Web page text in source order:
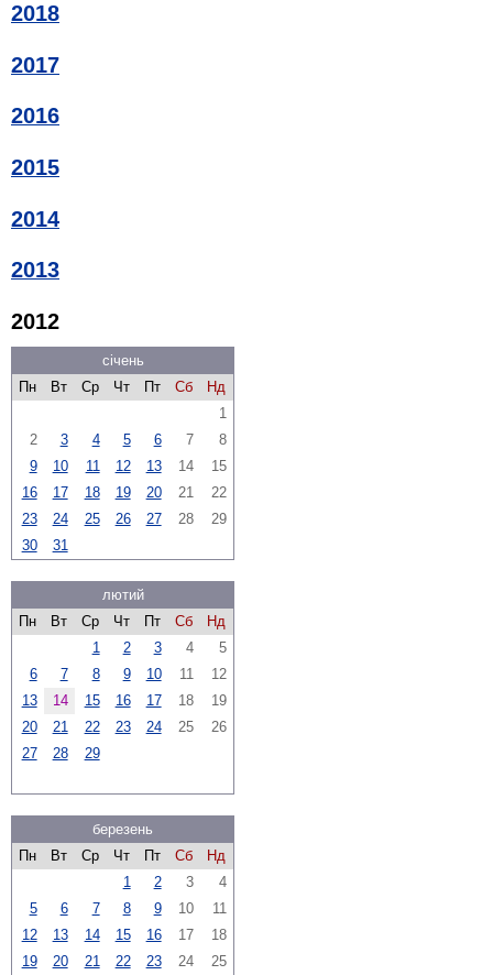
2018
2017
2016
2015
2014
2013
2012
січень
Пн
Вт Ср Чт Пт Сб
Нд
1
2
3 4 5 6 7
8
9
10 11 12 13 14
15
16
17 18 19 20 21
22
23
24 25 26 27 28
29
30
31
лютий
Пн
Вт Ср Чт Пт Сб
Нд
1
2 3 4
5
6
7 8 9 10 11
12
13
14 15 16 17 18
19
20
21 22 23 24 25
26
27
28 29
березень
Пн
Вт Ср Чт Пт Сб
Нд
1
2 3
4
5
6 7 8 9 10
11
12
13 14 15 16 17
18
19
20 21 22 23 24
25